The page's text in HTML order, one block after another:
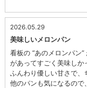
2026.05.29
美味しいメロンパン
看板の “あのメロンパン
があってすごく美味しか
ふんわり優しい甘さで、
他のパンも気になるので